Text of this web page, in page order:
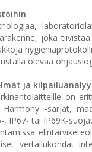
joka
olevaa
ja
on
-sarjat,
tai IP69K-
vertailukohdat